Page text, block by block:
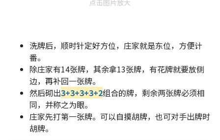
点击图片放大
洗牌后，顺时针定好方位，庄家就是东位，方便计
番。
除庄家有14张牌，其余拿13张牌，有花牌就要放侧
边，再补回一张牌。
然后砌出3+3+3+3+2组合的牌，剩余两张牌必须相
同，并称之为眼。
庄家先打第一张牌。可以自摸胡牌，也可对手出牌时
胡牌。